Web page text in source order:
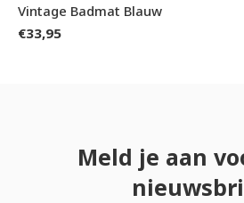
Vintage Badmat Blauw
€33,95
Meld je aan